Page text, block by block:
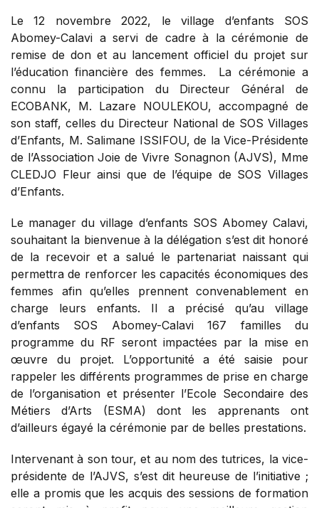
Le 12 novembre 2022, le village d’enfants SOS
Abomey-Calavi a servi de cadre à la cérémonie de
remise de don et au lancement officiel du projet sur
l’éducation financière des femmes. La cérémonie a
connu la participation du Directeur Général de
ECOBANK, M. Lazare NOULEKOU, accompagné de
son staff, celles du Directeur National de SOS Villages
d’Enfants, M. Salimane ISSIFOU, de la Vice-Présidente
de l’Association Joie de Vivre Sonagnon (AJVS), Mme
CLEDJO Fleur ainsi que de l’équipe de SOS Villages
d’Enfants.
Le manager du village d’enfants SOS Abomey Calavi,
souhaitant la bienvenue à la délégation s’est dit honoré
de la recevoir et a salué le partenariat naissant qui
permettra de renforcer les capacités économiques des
femmes afin qu’elles prennent convenablement en
charge leurs enfants. Il a précisé qu’au village
d’enfants SOS Abomey-Calavi 167 familles du
programme du RF seront impactées par la mise en
œuvre du projet. L’opportunité a été saisie pour
rappeler les différents programmes de prise en charge
de l’organisation et présenter l’Ecole Secondaire des
Métiers d’Arts (ESMA) dont les apprenants ont
d’ailleurs égayé la cérémonie par de belles prestations.
Intervenant à son tour, et au nom des tutrices, la vice-
présidente de l’AJVS, s’est dit heureuse de l’initiative ;
elle a promis que les acquis des sessions de formation